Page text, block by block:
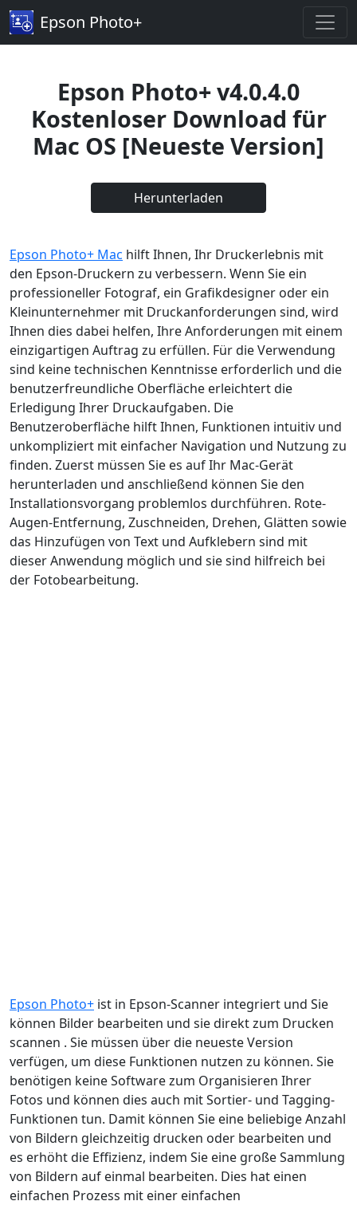
Epson Photo+
Epson Photo+ v4.0.4.0
Kostenloser Download für
Mac OS [Neueste Version]
Herunterladen
Epson Photo+ Mac hilft Ihnen, Ihr Druckerlebnis mit
den Epson-Druckern zu verbessern. Wenn Sie ein
professioneller Fotograf, ein Grafikdesigner oder ein
Kleinunternehmer mit Druckanforderungen sind, wird
Ihnen dies dabei helfen, Ihre Anforderungen mit einem
einzigartigen Auftrag zu erfüllen. Für die Verwendung
sind keine technischen Kenntnisse erforderlich und die
benutzerfreundliche Oberfläche erleichtert die
Erledigung Ihrer Druckaufgaben. Die
Benutzeroberfläche hilft Ihnen, Funktionen intuitiv und
unkompliziert mit einfacher Navigation und Nutzung zu
finden. Zuerst müssen Sie es auf Ihr Mac-Gerät
herunterladen und anschließend können Sie den
Installationsvorgang problemlos durchführen. Rote-
Augen-Entfernung, Zuschneiden, Drehen, Glätten sowie
das Hinzufügen von Text und Aufklebern sind mit
dieser Anwendung möglich und sie sind hilfreich bei
der Fotobearbeitung.
Epson Photo+ ist in Epson-Scanner integriert und Sie
können Bilder bearbeiten und sie direkt zum Drucken
scannen . Sie müssen über die neueste Version
verfügen, um diese Funktionen nutzen zu können. Sie
benötigen keine Software zum Organisieren Ihrer
Fotos und können dies auch mit Sortier- und Tagging-
Funktionen tun. Damit können Sie eine beliebige Anzahl
von Bildern gleichzeitig drucken oder bearbeiten und
es erhöht die Effizienz, indem Sie eine große Sammlung
von Bildern auf einmal bearbeiten. Dies hat einen
einfachen Prozess mit einer einfachen